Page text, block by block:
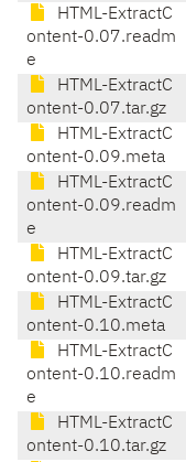
HTML-ExtractC
ontent-0.07.readm
e
HTML-ExtractC
ontent-0.07.tar.gz
HTML-ExtractC
ontent-0.09.meta
HTML-ExtractC
ontent-0.09.readm
e
HTML-ExtractC
ontent-0.09.tar.gz
HTML-ExtractC
ontent-0.10.meta
HTML-ExtractC
ontent-0.10.readm
e
HTML-ExtractC
ontent-0.10.tar.gz